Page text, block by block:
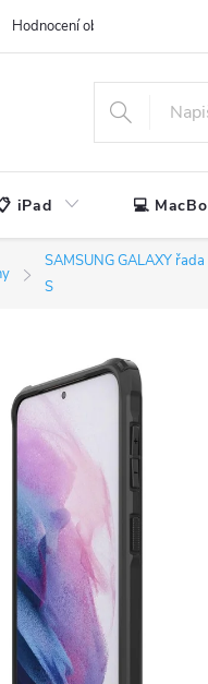
Hodnocení obchodu
iPad 💻
SAMSUNG GALAXY řada
S